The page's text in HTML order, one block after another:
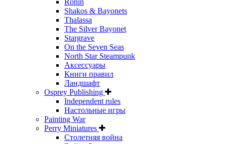
Ronin
Shakos & Bayonets
Thalassa
The Silver Bayonet
Stargrave
On the Seven Seas
North Star Steampunk
Аксессуары
Книги правил
Ландшафт
Osprey Publishing
Independent rules
Настольные игры
Painting War
Perry Miniatures
Столетняя война